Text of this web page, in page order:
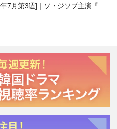
年7月第3週]｜ソ・ジソブ主演『エ